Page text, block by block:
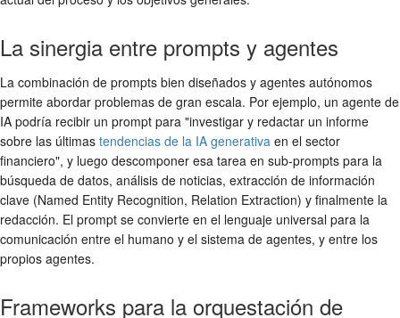
La sinergia entre prompts y agentes
La combinación de prompts bien diseñados y agentes autónomos
permite abordar problemas de gran escala. Por ejemplo, un agente de
IA podría recibir un prompt para "investigar y redactar un informe
sobre las últimas tendencias de la IA generativa en el sector
financiero", y luego descomponer esa tarea en sub-prompts para la
búsqueda de datos, análisis de noticias, extracción de información
clave (Named Entity Recognition, Relation Extraction) y finalmente la
redacción. El prompt se convierte en el lenguaje universal para la
comunicación entre el humano y el sistema de agentes, y entre los
propios agentes.
Frameworks para la orquestación de